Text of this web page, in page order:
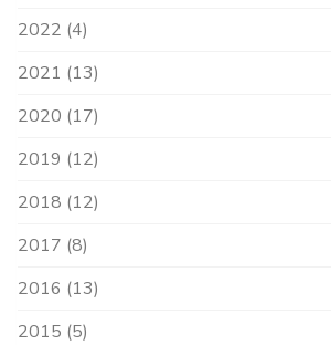
2022 (4)
2021 (13)
2020 (17)
2019 (12)
2018 (12)
2017 (8)
2016 (13)
2015 (5)